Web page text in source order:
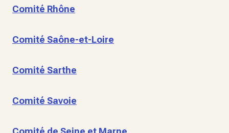
Comité Rhône
Comité Saône-et-Loire
Comité Sarthe
Comité Savoie